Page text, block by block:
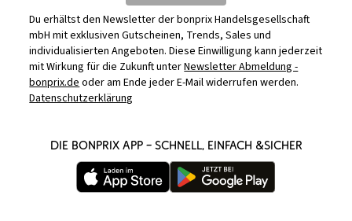
Du erhältst den Newsletter der bonprix Handelsgesellschaft
mbH mit exklusiven Gutscheinen, Trends, Sales und
individualisierten Angeboten. Diese Einwilligung kann jederzeit
mit Wirkung für die Zukunft unterNewsletter Abmeldung -
bonprix.deoder am Ende jeder E-Mail widerrufen werden.
Datenschutzerklärung
DIE BONPRIX APP – SCHNELL, EINFACH &SICHER